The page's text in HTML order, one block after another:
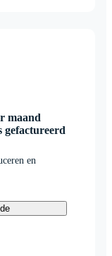
maand
gefactureerd
en